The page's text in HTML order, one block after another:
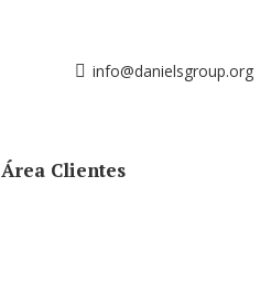
info@danielsgroup.org
Área Clientes